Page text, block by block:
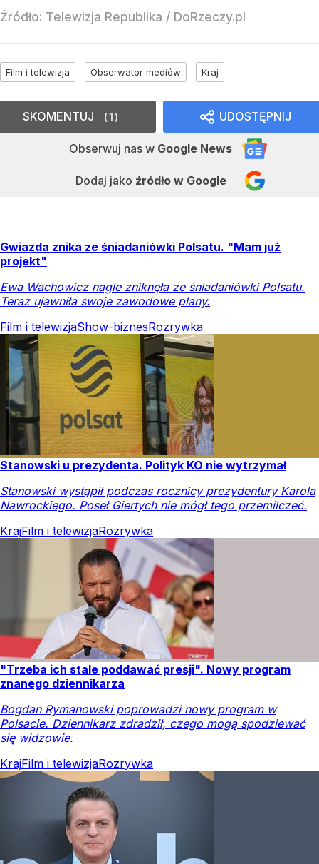
Źródło: Telewizja Republika / DoRzeczy.pl
Film i telewizja Obserwator mediów Kraj
UDOSTĘPNIJ
Obserwuj nas w Google News
Dodaj jako źródło w Google
SKOMENTUJ 1
Gwiazda znika ze śniadaniówki Polsatu. "Mam już
projekt"
Ewa Wachowicz nagle zniknęła ze śniadaniówki Polsatu.
Teraz ujawniła swoje zawodowe plany.
Film i telewizjaShow-biznesRozrywka
Stanowski u prezydenta. Polityk KO nie wytrzymał
Stanowski wystąpił podczas rocznicy prezydentury Karola
Nawrockiego. Poseł Giertych nie mógł tego przemilczeć.
KrajFilm i telewizjaRozrywka
"Trzeba ich stale poddawać presji". Nowy program
znanego dziennikarza
Bogdan Rymanowski poprowadzi nowy program w
Polsacie. Dziennikarz zdradził, czego mogą spodziewać
się widzowie.
KrajFilm i telewizjaRozrywka